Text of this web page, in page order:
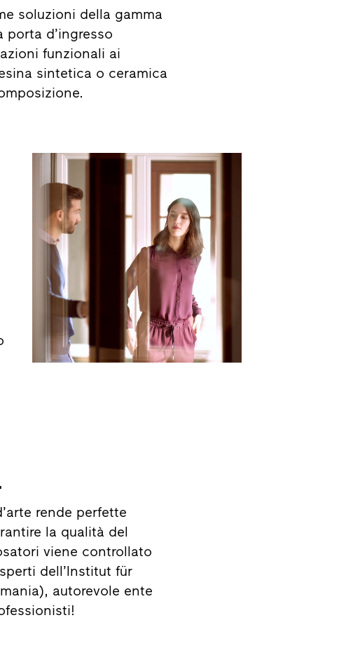
soluzioni della gamma
porta d’ingresso
funzionali ai
sintetica o ceramica
rende perfette
la qualità del
viene controllato
dell’Institut für
autorevole ente